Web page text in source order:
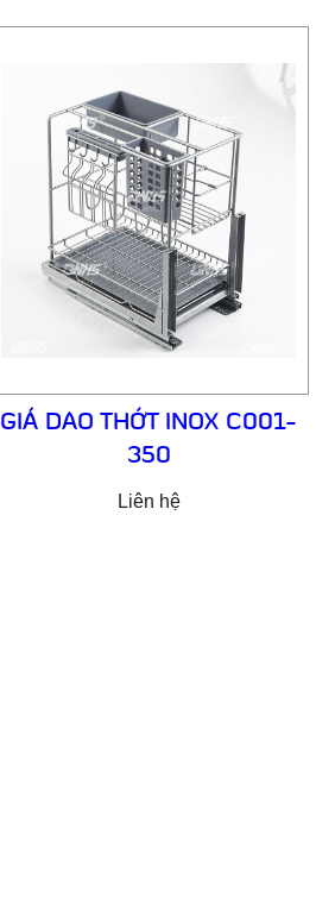
GIÁ DAO THỚT INOX C001-
350
Liên hệ